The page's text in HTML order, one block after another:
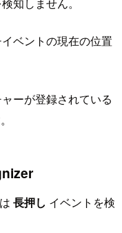
ベントの現在の位置
ーが登録されている
は 長押し イベントを検